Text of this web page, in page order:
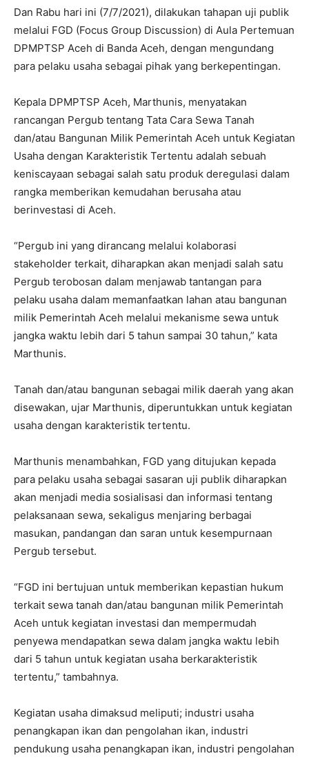
Dan Rabu hari ini (7/7/2021), dilakukan tahapan uji publik
melalui FGD (Focus Group Discussion) di Aula Pertemuan
DPMPTSP Aceh di Banda Aceh, dengan mengundang
para pelaku usaha sebagai pihak yang berkepentingan.
Kepala DPMPTSP Aceh, Marthunis, menyatakan
rancangan Pergub tentang Tata Cara Sewa Tanah
dan/atau Bangunan Milik Pemerintah Aceh untuk Kegiatan
Usaha dengan Karakteristik Tertentu adalah sebuah
keniscayaan sebagai salah satu produk deregulasi dalam
rangka memberikan kemudahan berusaha atau
berinvestasi di Aceh.
“Pergub ini yang dirancang melalui kolaborasi
stakeholder terkait, diharapkan akan menjadi salah satu
Pergub terobosan dalam menjawab tantangan para
pelaku usaha dalam memanfaatkan lahan atau bangunan
milik Pemerintah Aceh melalui mekanisme sewa untuk
jangka waktu lebih dari 5 tahun sampai 30 tahun,” kata
Marthunis.
Tanah dan/atau bangunan sebagai milik daerah yang akan
disewakan, ujar Marthunis, diperuntukkan untuk kegiatan
usaha dengan karakteristik tertentu.
Marthunis menambahkan, FGD yang ditujukan kepada
para pelaku usaha sebagai sasaran uji publik diharapkan
akan menjadi media sosialisasi dan informasi tentang
pelaksanaan sewa, sekaligus menjaring berbagai
masukan, pandangan dan saran untuk kesempurnaan
Pergub tersebut.
“FGD ini bertujuan untuk memberikan kepastian hukum
terkait sewa tanah dan/atau bangunan milik Pemerintah
Aceh untuk kegiatan investasi dan mempermudah
penyewa mendapatkan sewa dalam jangka waktu lebih
dari 5 tahun untuk kegiatan usaha berkarakteristik
tertentu,” tambahnya.
Kegiatan usaha dimaksud meliputi; industri usaha
penangkapan ikan dan pengolahan ikan, industri
pendukung usaha penangkapan ikan, industri pengolahan